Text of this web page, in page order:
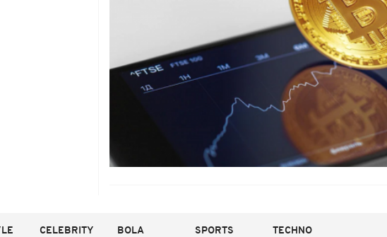
CELEBRITY BOLA SPORTS TECHNO